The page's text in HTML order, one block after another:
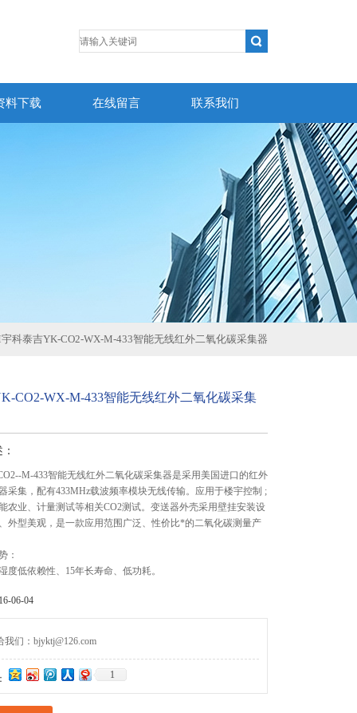
料下载 在线留言 联系我们
科泰吉YK-CO2-WX-M-433智能无线红外二氧化碳采集器
CO2-WX-M-433智能无线红外二氧化碳采集
M-433智能无线红外二氧化碳采集器是采用美国进口的红外
采集，配有433MHz载波频率模块无线传输。应用于楼宇控制 ;
农业、计量测试等相关CO2测试。变送器外壳采用壁挂安装设
外型美观，是一款应用范围广泛、性价比*的二氧化碳测量产
：
度低依赖性、15年长寿命、低功耗。
06-04
我们：bjyktj@126.com
1